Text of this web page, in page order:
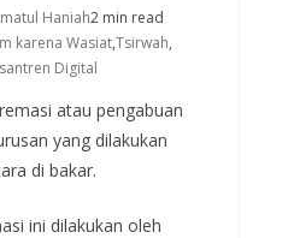
Haniah2 min read
karena Wasiat,Tsirwah,
Digital
atau pengabuan
yang dilakukan
di bakar.
ini dilakukan oleh